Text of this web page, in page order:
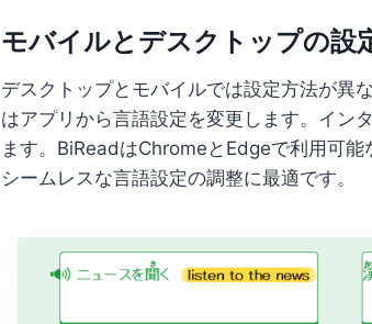
モバイルとデスクトップの設
デスクトップとモバイルでは設定方法が異
はアプリから言語設定を変更します。イン
ます。BiReadはChromeとEdgeで利用可
シームレスな言語設定の調整に最適です。